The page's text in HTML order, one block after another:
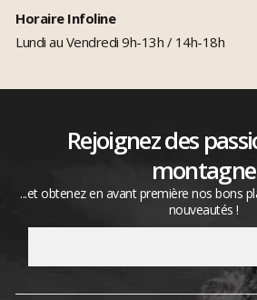
CARACTÉRISTIQUES
Horaire Infoline
Lundi au Vendredi 9h-13h / 14h-18h
Rejoignez des
montagne
...et obtenez en avant première nos bons
nouveautés !